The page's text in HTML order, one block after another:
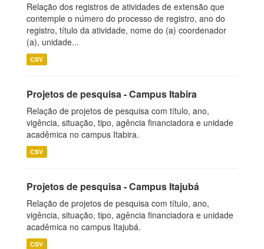
Relação dos registros de atividades de extensão que
contemple o número do processo de registro, ano do
registro, título da atividade, nome do (a) coordenador
(a), unidade...
CSV
Projetos de pesquisa - Campus Itabira
Relação de projetos de pesquisa com título, ano,
vigência, situação, tipo, agência financiadora e unidade
acadêmica no campus Itabira.
CSV
Projetos de pesquisa - Campus Itajubá
Relação de projetos de pesquisa com título, ano,
vigência, situação, tipo, agência financiadora e unidade
acadêmica no campus Itajubá.
CSV